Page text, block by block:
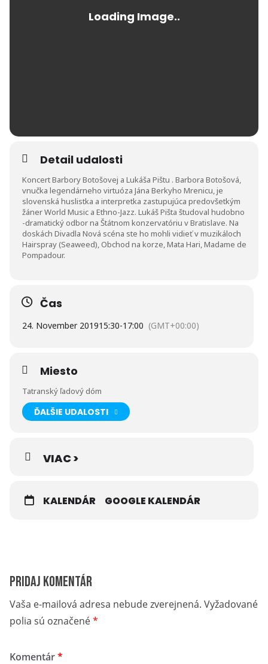
Detail udalosti
Koncert Barbory Botošovej a Lukáša Pištu . Barbora Botošová,
vnučka legendárneho virtuóza Jána Berkyho Mrenicu, je
slovenská huslistka a interpretka zastupujúca predovšetkým
žáner World Music a Ethno-Jazz. Lukáš Pišta študoval hudobno
-dramatický odbor na Štátnom konzervatóriu v Bratislave. Na
doskách Divadla Nová scéna ste ho mohli vidieť v muzikáloch
Hairspray (Seaweed), Obchod na korze, Mata Hari, Madame de
Pompadour.
Čas
24. November 201915:30-17:00 (GMT+00:00)
Miesto
Tatranský ľadový dóm
ĎALŠIE UDALOSTI
VIAC >
KALENDÁR GOOGLE KALENDÁR
Pridaj komentár
Vaša e-mailová adresa nebude zverejnená. Vyžadované
polia sú označené*
Komentár*